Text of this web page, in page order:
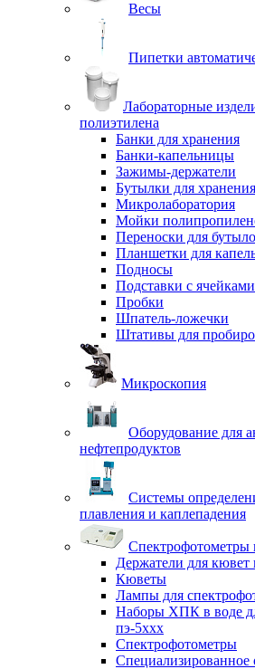
Весы
Пипетки
Лабораторные
полиэтилена
Банки для хранения
Банки-капельницы
Зажимы-держатели
Бутылки для хранения
Микролаборатория
Мойки
Переноски для
Планшетки для
Подносы
Подставки с ячейками
Пробки
Шпатель-ложечки
Штативы для
Микроскопия
Оборудование для
нефтепродуктов
Системы
плавления и каплепадения
Спектрофотометры
Держатели для кювет
Кюветы
Лампы для
Наборы ХПК в воде
пэ-5ххх
Спектрофотометры
Специализированное